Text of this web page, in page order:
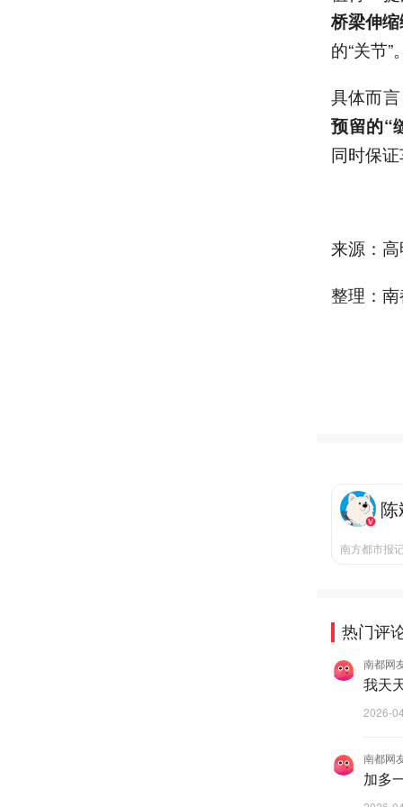
桥梁伸
的“关节”
具体而
预留的“
同时保
来源：
整理：
南方都市报
热门评
南都网
我天
2026-
南都网
加多